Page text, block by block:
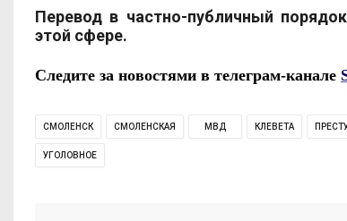
Перевод в частно-публичный
этой сфере.
Следите за новостями в телеграм-канале
СМОЛЕНСК СМОЛЕНСКАЯ МВД КЛЕВЕТА
УГОЛОВНОЕ